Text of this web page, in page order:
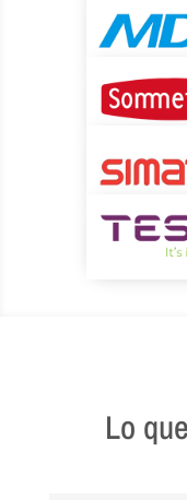
Lo